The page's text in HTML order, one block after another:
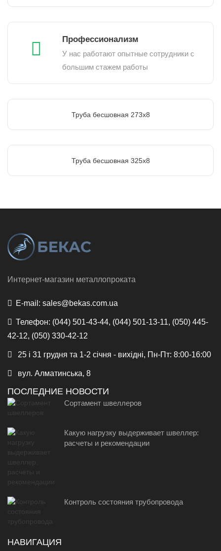
Профессионализм
У нас работают опытные сотрудники с
большим стажем работы
Труба бесшовная 273х8
Труба бесшовная 325х8
Интернет-магазин металлопроката
E-mail: sales@bekas.com.ua
Телефон: (044) 501-43-44, (044) 501-13-11, (050) 445-
42-12, (050) 330-42-12
25 і 31 грудня та 1-2 січня - вихідні, Пн-Пт: 8:00-16:00
вул. Алматинська, 8
ПОСЛЕДНИЕ НОВОСТИ
Сортамент швеллеров
Какую нагрузку выдерживает швеллер:
расчеты и рекомендации
Контроль состояния трубопровода
НАВИГАЦИЯ